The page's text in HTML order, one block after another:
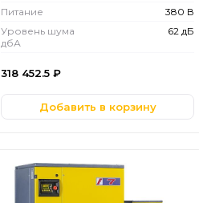
Питание
380 В
Уровень шума
дбА
62 дБ
318 452.5 ₽
Добавить в корзину